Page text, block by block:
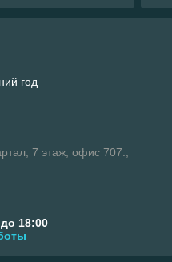
год
7 этаж, офис 707.,
18:00